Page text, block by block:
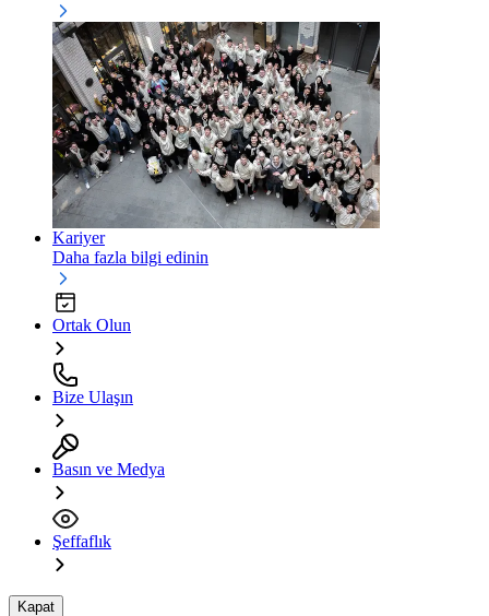
Kariyer
Daha fazla bilgi edinin
Ortak Olun
Bize Ulaşın
Basın ve Medya
Şeffaflık
Kapat